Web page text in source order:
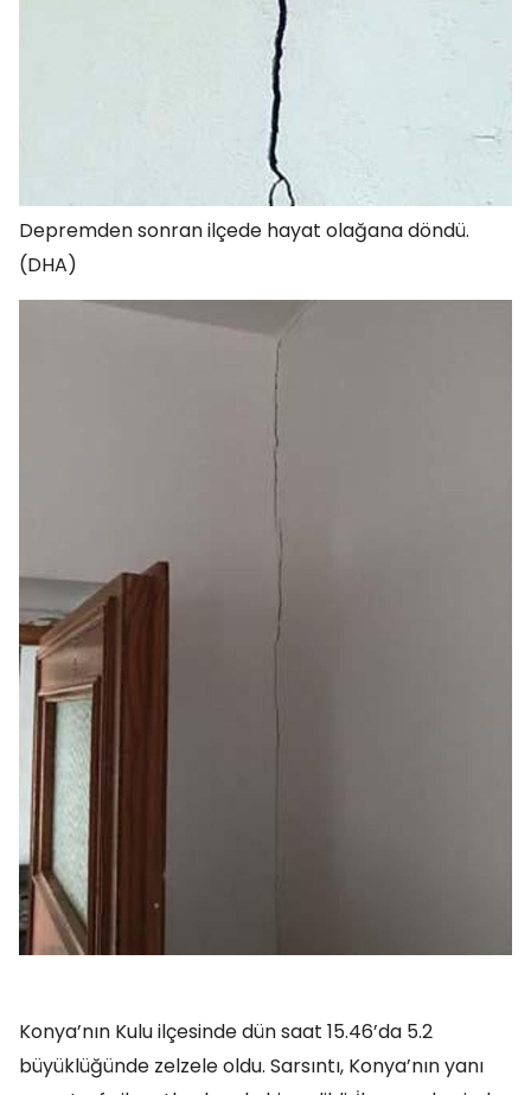
Depremden sonran ilçede hayat olağana döndü.
(DHA)
Konya’nın Kulu ilçesinde dün saat 15.46’da 5.2
büyüklüğünde zelzele oldu. Sarsıntı, Konya’nın yanı